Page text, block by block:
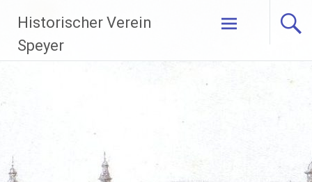
Inhalt
springen
Historischer Verein
Speyer